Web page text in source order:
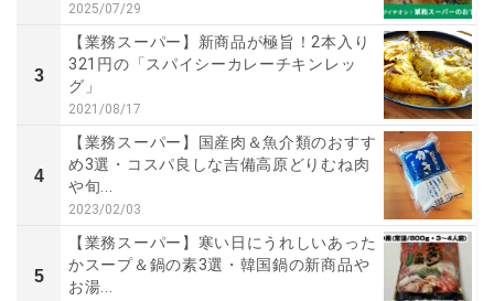
2025/07/29
3
【業務スーパー】新商品が極旨！2本入り
321円の「スパイシーカレーチキンレッ
グ」
2021/08/17
4
【業務スーパー】国産肉＆魚介類のおすす
め3選・コスパ良しな吉備高原どりむね肉
や旬...
2023/02/03
5
【業務スーパー】寒い日にうれしいあった
かスープ＆鍋の素3選・韓国鍋の新商品や
お湯...